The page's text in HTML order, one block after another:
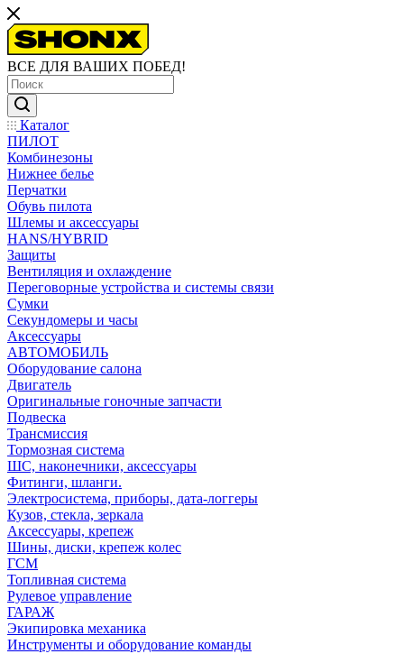
ВСЕ ДЛЯ ВАШИХ ПОБЕД!
Каталог
ПИЛОТ
Комбинезоны
Нижнее белье
Перчатки
Обувь пилота
Шлемы и аксессуары
HANS/HYBRID
Защиты
Вентиляция и охлаждение
Переговорные устройства и системы связи
Сумки
Секундомеры и часы
Аксессуары
АВТОМОБИЛЬ
Оборудование салона
Двигатель
Оригинальные гоночные запчасти
Подвеска
Трансмиссия
Тормозная система
ШС, наконечники, аксессуары
Фитинги, шланги.
Электросистема, приборы, дата-логгеры
Кузов, стекла, зеркала
Аксессуары, крепеж
Шины, диски, крепеж колес
ГСМ
Топливная система
Рулевое управление
ГАРАЖ
Экипировка механика
Инструменты и оборудование команды